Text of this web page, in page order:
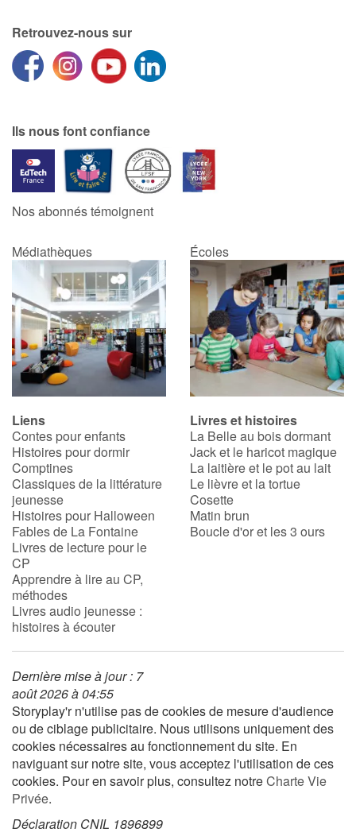
Retrouvez-nous sur
Ils nous font confiance
Nos abonnés témoignent
Médiathèques Écoles
Liens
Contes pour enfants
Histoires pour dormir
Comptines
Classiques de la littérature
jeunesse
Histoires pour Halloween
Fables de La Fontaine
Livres de lecture pour le
CP
Apprendre à lire au CP,
méthodes
Livres audio jeunesse :
histoires à écouter
Livres et histoires
La Belle au bois dormant
Jack et le haricot magique
La laitière et le pot au lait
Le lièvre et la tortue
Cosette
Matin brun
Boucle d'or et les 3 ours
Dernière mise à jour : 7
août 2026 à 04:55
Storyplay'r n'utilise pas de cookies de mesure d'audience
ou de ciblage publicitaire. Nous utilisons uniquement des
cookies nécessaires au fonctionnement du site. En
naviguant sur notre site, vous acceptez l'utilisation de ces
cookies. Pour en savoir plus, consultez notreCharte Vie
Privée.
Déclaration CNIL 1896899